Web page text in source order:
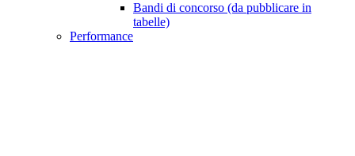
Bandi di concorso (da pubblicare in
tabelle)
Performance